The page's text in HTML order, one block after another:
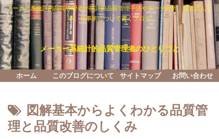
メーカー系統計的品質管理者が統計的品質管理手法やデータ分析、最近読んだ
本、仕事術について書くブログ
メーカー系統計的品質管理者のひとりごと
ホーム このブログについて サイトマップ お問い合わせ
図解基本からよくわかる品質管
理と品質改善のしくみ